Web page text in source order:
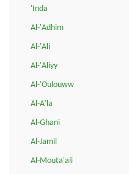
'Inda
Al-'Adhim
Al-'Ali
Al-'Aliyy
Al-'Oulouww
Al-A'la
Al-Ghani
Al-Jamil
Al-Mouta'ali